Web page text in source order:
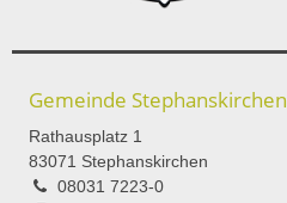
Gemeinde Stephanskirchen
Rathausplatz 1
83071 Stephanskirchen
08031 7223-0